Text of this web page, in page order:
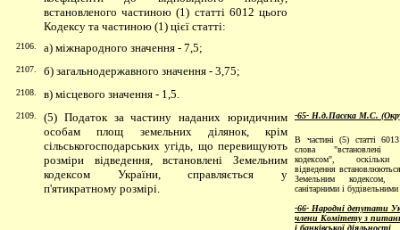
встановленого частиною (1) статті 6012 цього
Кодексу та частиною (1) цієї статті:
2106. а) міжнародного значення - 7,5;
2107. б) загальнодержавного значення - 3,75;
2108. в) місцевого значення - 1,5.
2109.
(5) Податок за частину наданих юридичним
особам площ земельних ділянок, крім
сільськогосподарських угідь, що перевищують
розміри відведення, встановлені Земельним
кодексом України, справляється у
п'ятикратному розмірі.
-65- Н.д.Пасєка М.С.
В частинi (5) статті
слова "встановленi
кодексом",
вiдведення
Земельним
санiтарними i
-66- Народні депутати
члени Комітету з
і банківської діяльності